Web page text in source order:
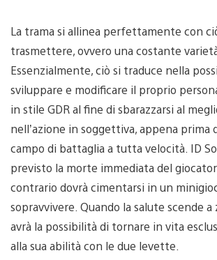
La trama si allinea perfettamente con
trasmettere, ovvero una costante
Essenzialmente, ciò si traduce nella
sviluppare e modificare il proprio
in stile GDR al fine di sbarazzarsi al
nell’azione in soggettiva, appena prima
campo di battaglia a tutta velocità. ID
previsto la morte immediata del
contrario dovrà cimentarsi in un
sopravvivere. Quando la salute scende
avrà la possibilità di tornare in vita
alla sua abilità con le due levette.